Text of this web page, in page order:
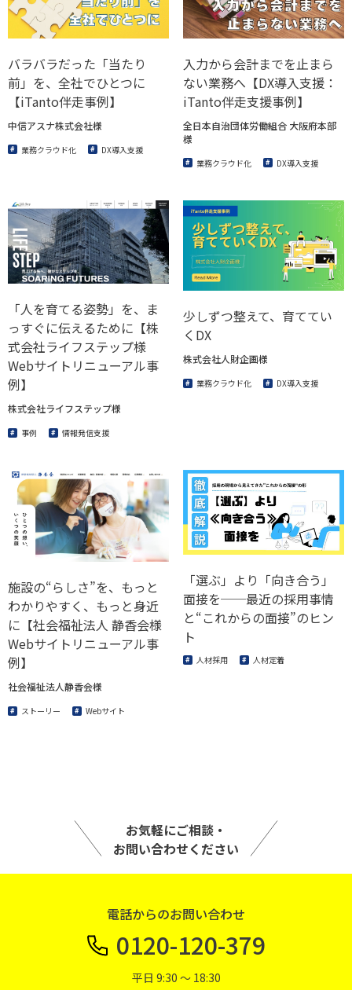
バラバラだった「当たり
前」を、全社でひとつに
【iTanto伴走事例】
中信アスナ株式会社様
業務クラウド化 DX導入支援
入力から会計までを止まら
ない業務へ【DX導入支援：
iTanto伴走支援事例】
全日本自治団体労働組合 大阪府本部
様
業務クラウド化 DX導入支援
「人を育てる姿勢」を、ま
っすぐに伝えるために【株
式会社ライフステップ様
Webサイトリニューアル事
例】
株式会社ライフステップ様
事例 情報発信支援
少しずつ整えて、育ててい
くDX
株式会社人財企画様
業務クラウド化 DX導入支援
施設の“らしさ”を、もっと
わかりやすく、もっと身近
に【社会福祉法人 静香会様
Webサイトリニューアル事
例】
社会福祉法人静香会様
ストーリー Webサイト
「選ぶ」より「向き合う」
面接を──最近の採用事情
と“これからの面接”のヒン
ト
人材採用 人材定着
お気軽にご相談・
お問い合わせください
電話からのお問い合わせ
0120-120-379
平日 9:30 〜 18:30